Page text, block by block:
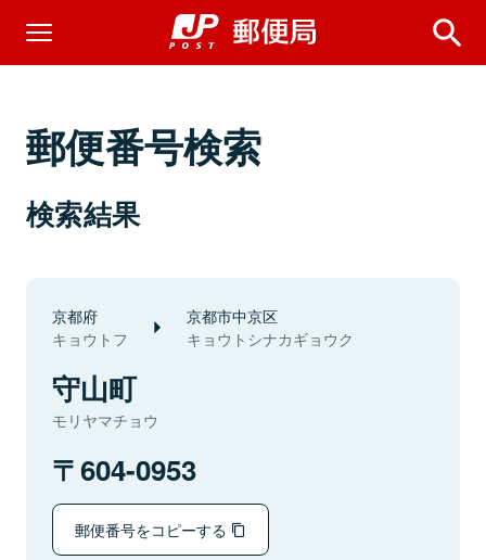
郵便番号検索
検索結果
京都府
キョウトフ
京都市中京区
キョウトシナカギョウク
守山町
モリヤマチョウ
604-0953
郵便番号をコピーする